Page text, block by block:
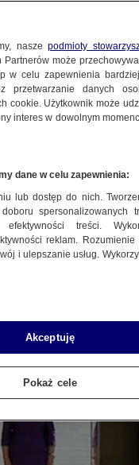
naszepodmioty
Partnerów może
w celu zapewnienia
przetwarzanie danych
cookie. Użytkownik może
interes w dowolnym
dane w celu zapewnienia:
lub dostęp do nich.
spersonalizowanych
efektywności treści.
reklam.
i ulepszanie usług.
Akceptuję
Pokaż cele